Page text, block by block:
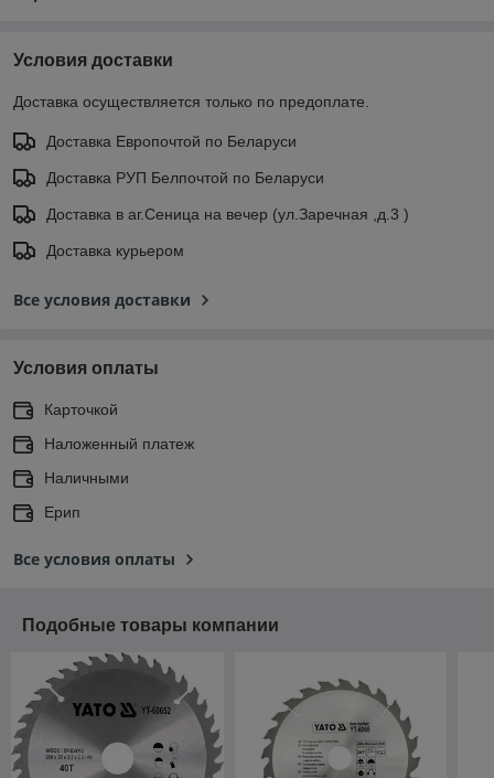
Условия доставки
Доставка осуществляется только по предоплате.
Доставка Европочтой по Беларуси
Доставка РУП Белпочтой по Беларуси
Доставка в аг.Сеница на вечер (ул.Заречная ,д.3 )
Доставка курьером
Все условия доставки
Условия оплаты
Карточкой
Наложенный платеж
Наличными
Ерип
Все условия оплаты
Подобные товары компании